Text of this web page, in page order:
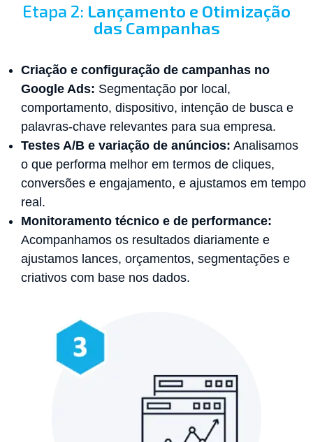
Etapa 2: Lançamento e Otimização
das Campanhas
Criação e configuração de campanhas no
Google Ads: Segmentação por local,
comportamento, dispositivo, intenção de busca e
palavras-chave relevantes para sua empresa.
Testes A/B e variação de anúncios: Analisamos
o que performa melhor em termos de cliques,
conversões e engajamento, e ajustamos em tempo
real.
Monitoramento técnico e de performance:
Acompanhamos os resultados diariamente e
ajustamos lances, orçamentos, segmentações e
criativos com base nos dados.